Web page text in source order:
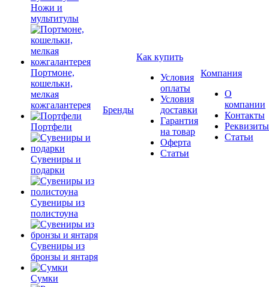
Ножи и
мультитулы
Портмоне,
кошельки,
мелкая
кожгалантерея
Портфели
Сувениры и
подарки
Сувениры из
полистоуна
Сувениры из
бронзы и янтаря
Сумки
Бренды
Как купить
Условия
оплаты
Условия
доставки
Гарантия
на товар
Оферта
Статьи
Компания
О
компании
Контакты
Реквизиты
Статьи